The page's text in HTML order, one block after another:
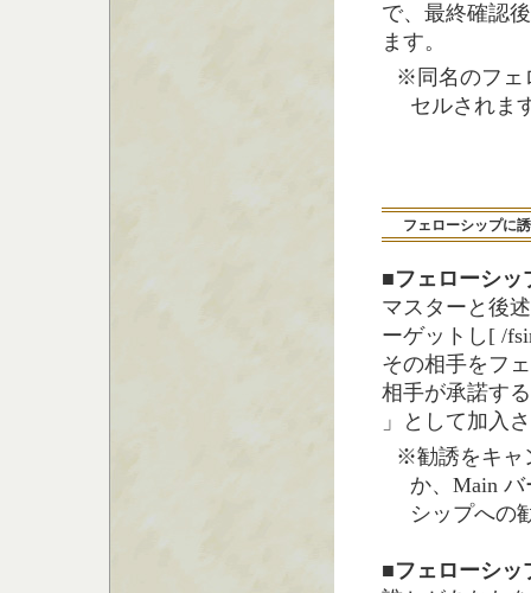
で、最終確認
ます。
※同名のフェ
セルされま
フェローシップに
■フェローシッ
マスターと後
ーゲットし[ /
その相手をフ
相手が承諾す
」として加入
※勧誘をキャ
か、Main
シップへの
■フェローシッ